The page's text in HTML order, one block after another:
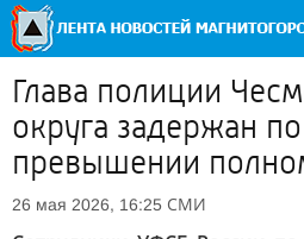
Глава полиции
округа задержан
превышении
26 мая 2026, 16:25 СМИ